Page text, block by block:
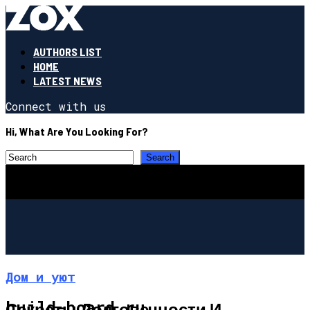
AUTHORS LIST
HOME
LATEST NEWS
Connect with us
Hi, What Are You Looking For?
Дом и уют